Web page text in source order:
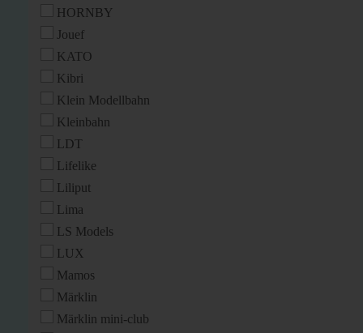
HORNBY
Jouef
KATO
Kibri
Klein Modellbahn
Kleinbahn
LDT
Lifelike
Liliput
Lima
LS Models
LUX
Mamos
Märklin
Märklin mini-club